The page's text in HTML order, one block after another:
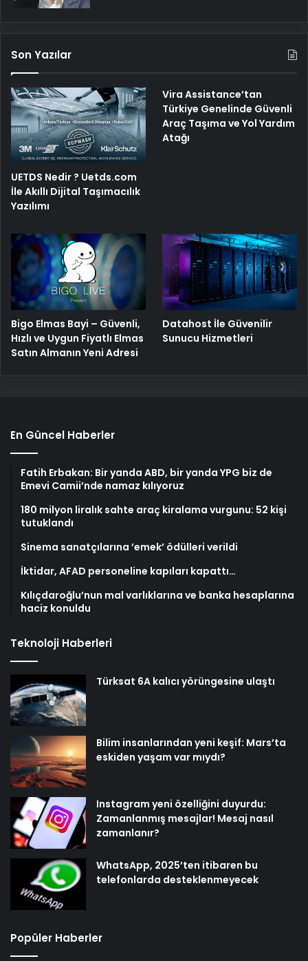
Son Yazılar
UETDS Nedir ? Uetds.com
İle Akıllı Dijital Taşımacılık
Yazılımı
Vira Assistance’tan
Türkiye Genelinde Güvenli
Araç Taşıma ve Yol Yardım
Atağı
Bigo Elmas Bayi – Güvenli,
Hızlı ve Uygun Fiyatlı Elmas
Satın Almanın Yeni Adresi
Datahost İle Güvenilir
Sunucu Hizmetleri
En Güncel Haberler
Fatih Erbakan: Bir yanda ABD, bir yanda YPG biz de
Emevi Camii’nde namaz kılıyoruz
180 milyon liralık sahte araç kiralama vurgunu: 52 kişi
tutuklandı
Sinema sanatçılarına ’emek’ ödülleri verildi
İktidar, AFAD personeline kapıları kapattı…
Kılıçdaroğlu’nun mal varlıklarına ve banka hesaplarına
haciz konuldu
Teknoloji Haberleri
Türksat 6A kalıcı yörüngesine ulaştı
Bilim insanlarından yeni keşif: Mars’ta
eskiden yaşam var mıydı?
Instagram yeni özelliğini duyurdu:
Zamanlanmış mesajlar! Mesaj nasıl
zamanlanır?
WhatsApp, 2025’ten itibaren bu
telefonlarda desteklenmeyecek
Popüler Haberler